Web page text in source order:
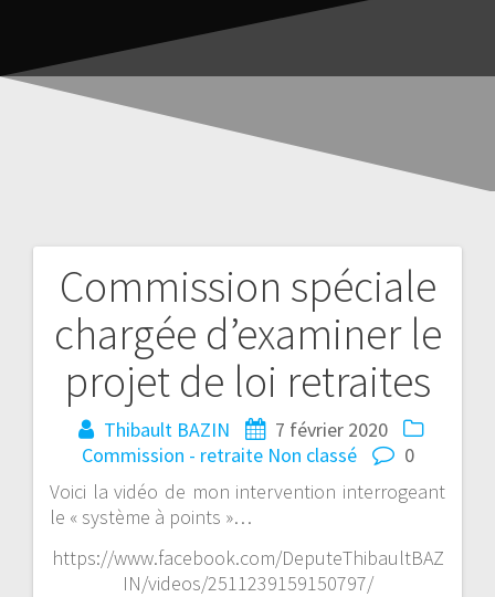
Commission spéciale
chargée d’examiner le
projet de loi retraites
Thibault BAZIN
7 février 2020
Commission - retraite Non classé
0
Voici la vidéo de mon intervention interrogeant
le « système à points »…
https://www.facebook.com/DeputeThibaultBAZ
IN/videos/2511239159150797/